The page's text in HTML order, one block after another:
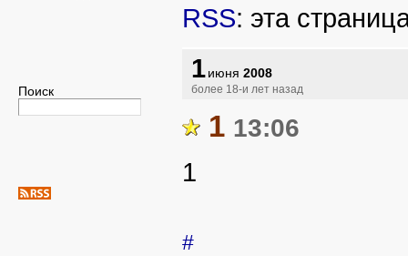
Поиск
RSS: эта
1июня 2008
более 18-и лет назад
1 13:06
1
#